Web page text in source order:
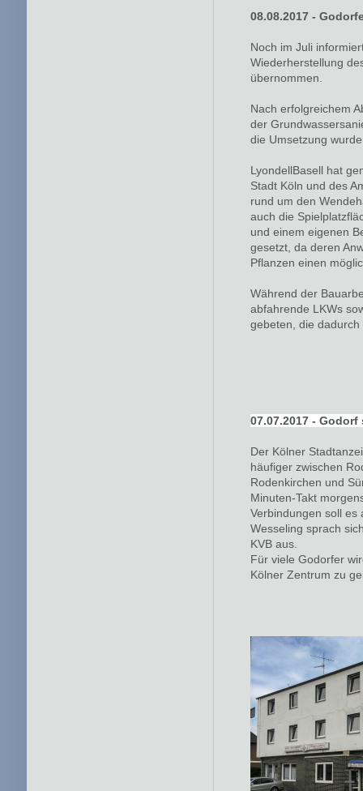
08.08.2017 -
Noch im Juli
Wiederherstellung
übernommen.
Nach erfolgreichem
der
die Umsetzung
LyondellBasell hat
Stadt Köln und des
rund um den
auch die
und einem eigenen
gesetzt, da deren
Pflanzen einen
Während der
abfahrende LKWs
gebeten, die
07.07.2017 -
Der Kölner
häufiger zwischen
Rodenkirchen und
Minuten-Takt
Verbindungen soll es
Wesseling sprach
KVB aus.
Für viele Godorfer
Kölner Zentrum zu